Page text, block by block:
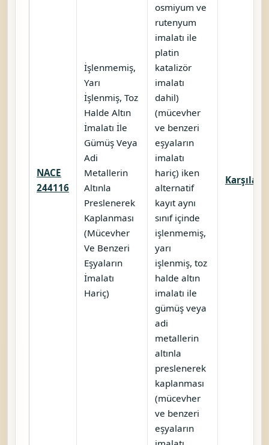
NACE
244116
İşlenmemiş,
Yarı
İşlenmiş, Toz
Halde Altın
İmalatı İle
Gümüş Veya
Adi
Metallerin
Altınla
Preslenerek
Kaplanması
(Mücevher
Ve Benzeri
Eşyaların
İmalatı
Hariç)
osmiyum ve
rutenyum
imalatı ile
platin
katalizör
imalatı
dahil)
(mücevher
ve benzeri
eşyaların
imalatı
hariç) iken
alternatif
kayıt aynı
sınıf içinde
işlenmemiş,
yarı
işlenmiş, toz
halde altın
imalatı ile
gümüş veya
adi
metallerin
altınla
preslenerek
kaplanması
(mücevher
ve benzeri
eşyaların